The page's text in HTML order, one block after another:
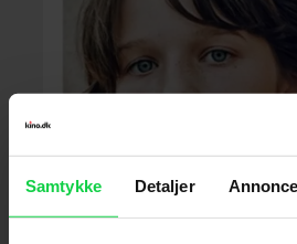
Samtykke Detaljer